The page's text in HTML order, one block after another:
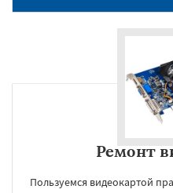
Ремонт
Пользуемся видеокартой